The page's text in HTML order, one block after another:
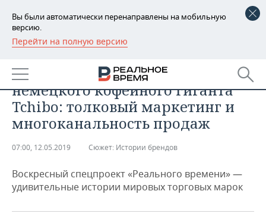
Вы были автоматически перенаправлены на мобильную
версию.
Перейти на полную версию
РЕГИОНЫ
БАШКОРТОСТАН
ТАТАРСТАН
УДМУРТИЯ
НОВОСТИ
АНАЛИТИКА
НОВОСТИ АНАЛИТИКИ
ДЕКЛАРАЦИИ О ДОХОДАХ
КОРОЛИ ГОСЗАКАЗА ПФО
ЭКОНОМИКА
НОВОСТИ ЭКОНОМИКИ
ФИНАНСЫ
ПРОМЫШЛЕННОСТЬ
НОВОСТИ
ПРОМЫШЛЕННОСТИ
АГРОПРОМ
НЕДВИЖИМОСТЬ
Поучительная история
немецкого кофейного гиганта
Tchibo: толковый маркетинг и
многоканальность продаж
07:00, 12.05.2019 Сюжет: Истории брендов
Воскресный спецпроект «Реального времени» —
удивительные истории мировых торговых марок